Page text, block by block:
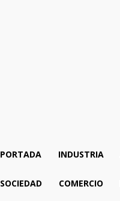
PORTADA INDUSTRIA
SOCIEDAD COMERCIO